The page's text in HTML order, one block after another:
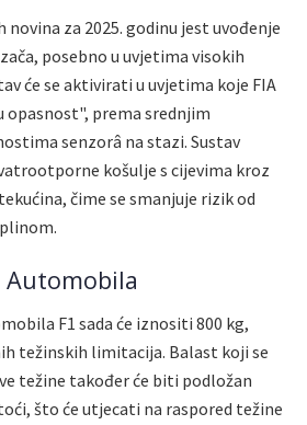
novina za 2025. godinu jest uvođenje
posebno u uvjetima visokih
će se aktivirati u uvjetima koje FIA
prema srednjim
senzorâ na stazi. Sustav
košulje s cijevima kroz
čime se smanjuje rizik od
Automobila
F1 sada će iznositi 800 kg,
težinskih limitacija. Balast koji se
težine također će biti podložan
što će utjecati na raspored težine